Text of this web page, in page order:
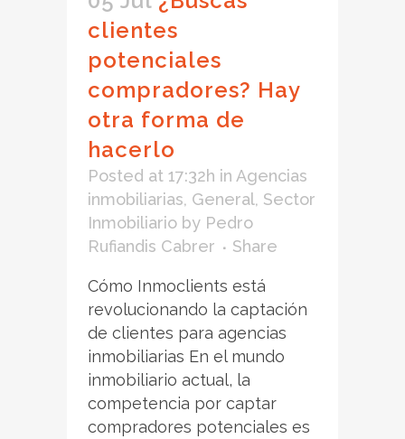
clientes
potenciales
compradores? Hay
otra forma de
hacerlo
Posted at 17:32h in Agencias
inmobiliarias, General, Sector
Inmobiliario by Pedro
Rufiandis Cabrer
Share
Cómo Inmoclients está
revolucionando la captación
de clientes para agencias
inmobiliarias En el mundo
inmobiliario actual, la
competencia por captar
compradores potenciales es